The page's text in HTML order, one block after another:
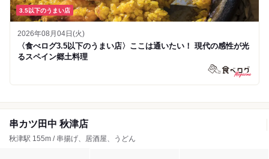
3.5以下のうまい店
2026年08月04日(火)
〈食べログ3.5以下のうまい店〉ここは通いたい！ 現代の感性が光
るスペイン郷土料理
串カツ田中 秋津店
秋津駅 155m / 串揚げ、居酒屋、うどん